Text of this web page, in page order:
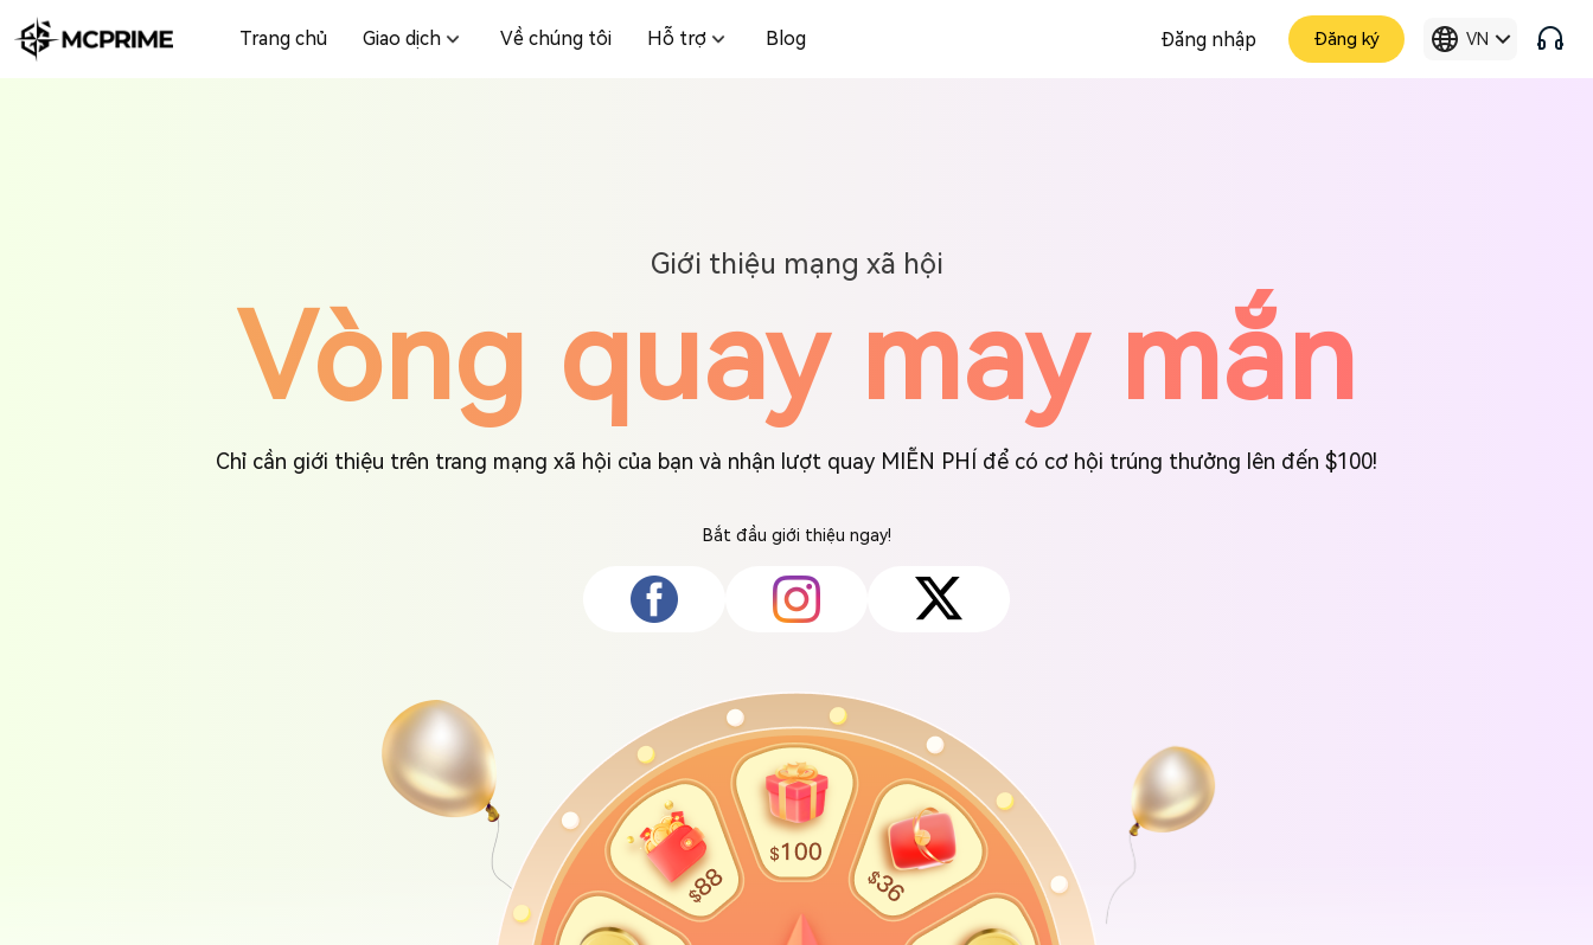
Trang chủ Giao dịch Về chúng tôi Hỗ trợ Blog Đăng nhập Đăng ký VN
Giới thiệu mạng xã hội
Vòng quay may mắn
Chỉ cần giới thiệu trên trang mạng xã hội của bạn và nhận lượt quay MIỄN PHÍ để có cơ hội trúng thưởng lên đến $100!
Bắt đầu giới thiệu ngay!